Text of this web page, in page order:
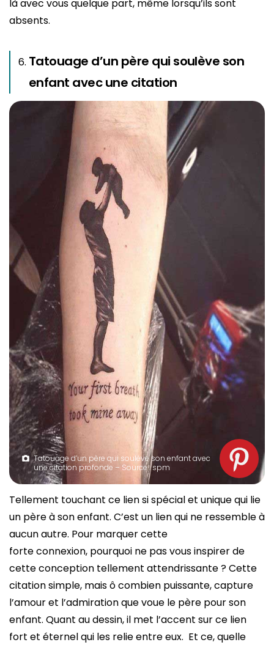
là avec vous quelque part, même lorsqu’ils sont
absents.
Tatouage d’un père qui soulève son
enfant avec une citation
Tatouage d’un père qui soulève son enfant avec
une citation profonde – Source : spm
Tellement touchant ce lien si spécial et unique qui lie
un père à son enfant. C’est un lien qui ne ressemble à
aucun autre. Pour marquer cette
forte connexion, pourquoi ne pas vous inspirer de
cette conception tellement attendrissante ? Cette
citation simple, mais ô combien puissante, capture
l’amour et l’admiration que voue le père pour son
enfant. Quant au dessin, il met l’accent sur ce lien
fort et éternel qui les relie entre eux. Et ce, quelle